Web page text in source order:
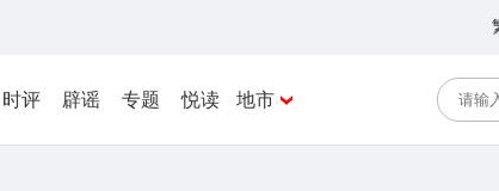
时评 辟谣 专题 悦读 地市